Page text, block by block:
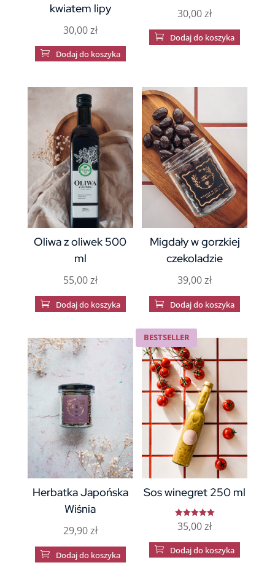
kwiatem lipy
30,00zł
 Dodaj do koszyka
30,00zł
 Dodaj do koszyka
Oliwa z oliwek 500
ml
55,00zł
 Dodaj do koszyka
Migdały w gorzkiej
czekoladzie
39,00zł
 Dodaj do koszyka
Herbatka Japońska
Wiśnia
29,90zł
 Dodaj do koszyka
BESTSELLER
Sos winegret 250 ml
Oceniono
5.00
35,00zł
 Dodaj do koszyka